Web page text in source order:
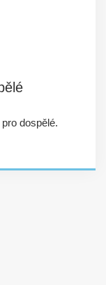
dospělé.